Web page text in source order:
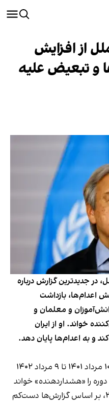
از افزایش
و تبعیض علیه
در جدیدترین گزارش درباره
اعدام‌ها، بازداشت
و معلمان و
خواند. او از ایران
و به اعدام‌ها پایان دهد.
این گزارش که برای بازه زمانی بین ۱۰ مرداد ۱۴۰۱ تا ۹ مرداد ۱۴۰۲
را «هشداردهنده» خواند
و گفت در هفت ماه اول سال ۲۰۲۳، بر اساس گزارش‌ها دست‌کم